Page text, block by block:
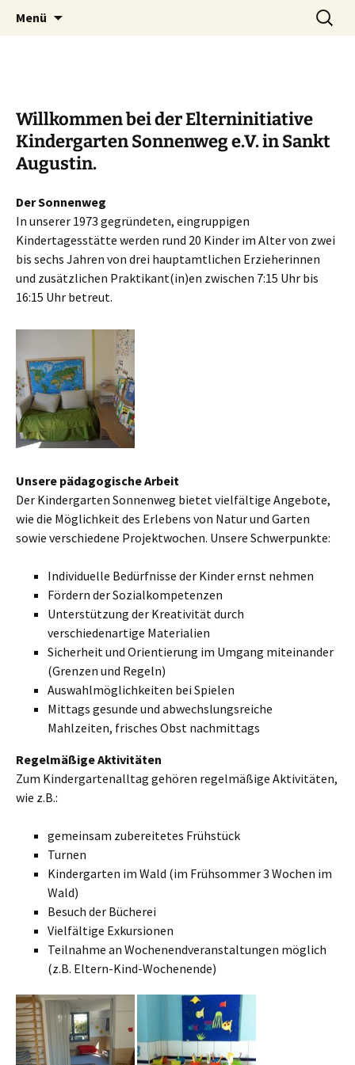
Elterninitiative Kindergarten
Sonnenweg e.V.
Menü
Suchen
nach:
Willkommen bei derElterninitiative
Kindergarten Sonnenweg e.V.in Sankt
Augustin.
Der Sonnenweg
In unserer 1973 gegründeten, eingruppigen
Kindertagesstätte werden rund 20 Kinder im Alter von zwei
bis sechs Jahren von drei hauptamtlichen Erzieherinnen
und zusätzlichen Praktikant(in)en zwischen 7:15 Uhr bis
16:15 Uhr betreut.
Unsere pädagogische Arbeit
Der Kindergarten Sonnenweg bietet vielfältige Angebote,
wie die Möglichkeit des Erlebens von Natur und Garten
sowie verschiedene Projektwochen. Unsere Schwerpunkte:
Individuelle Bedürfnisse der Kinder ernst nehmen
Fördern der Sozialkompetenzen
Unterstützung der Kreativität durch
verschiedenartige Materialien
Sicherheit und Orientierung im Umgang miteinander
(Grenzen und Regeln)
Auswahlmöglichkeiten bei Spielen
Mittags gesunde und abwechslungsreiche
Mahlzeiten, frisches Obst nachmittags
Regelmäßige Aktivitäten
Zum Kindergartenalltag gehören regelmäßige Aktivitäten,
wie z.B.:
gemeinsam zubereitetes Frühstück
Turnen
Kindergarten im Wald (im Frühsommer 3 Wochen im
Wald)
Besuch der Bücherei
Vielfältige Exkursionen
Teilnahme an Wochenendveranstaltungen möglich
(z.B. Eltern-Kind-Wochenende)